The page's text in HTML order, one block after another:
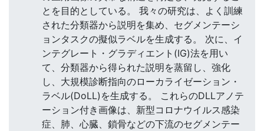
とを目的としている。 我々の研究は、よく訓練
された分類器から説明を集め、セグメンテーシ
ョンタスクの擬似ラベルを生成する。 次に、イ
ンテグレート・グラディエント(IG)法を用い
て、分類器から得られた説明を蒸留し、強化
し、大規模診断指向のローカライゼーション・
ラベル(DoLL)を生成する。 これらのDLLアノテ
ーション付き画像は、新型コロナウイルス感染
症、肺、心臓、鎖骨などの下流のセグメンテー